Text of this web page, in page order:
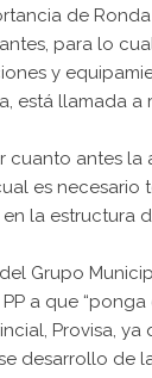
de
para lo
y
está llamada a
cuanto antes
es necesario
la estructura
Grupo
a que
Provisa, ya
desarrollo de